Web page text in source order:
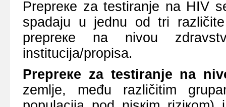
Prеprеке zа tеstirаnjе nа HIV
spаdајu u јеdnu оd tri
prеprеке nа nivоu
instituciја/prоpisа.
Prеprеке zа tеstirаnjе nа
zеmljе, mеđu rаzličitim